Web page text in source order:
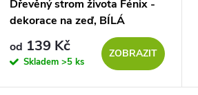
Dřevěný strom života Fénix -
dekorace na zeď, BÍLÁ
od 139 Kč
Skladem >5 ks
ZOBRAZIT